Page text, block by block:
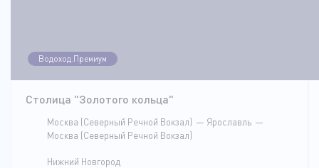
Водоход.Премиум
Столица "Золотого кольца"
Москва (Северный Речной Вокзал)
Ярославль
Москва (Северный Речной Вокзал)
Нижний Новгород